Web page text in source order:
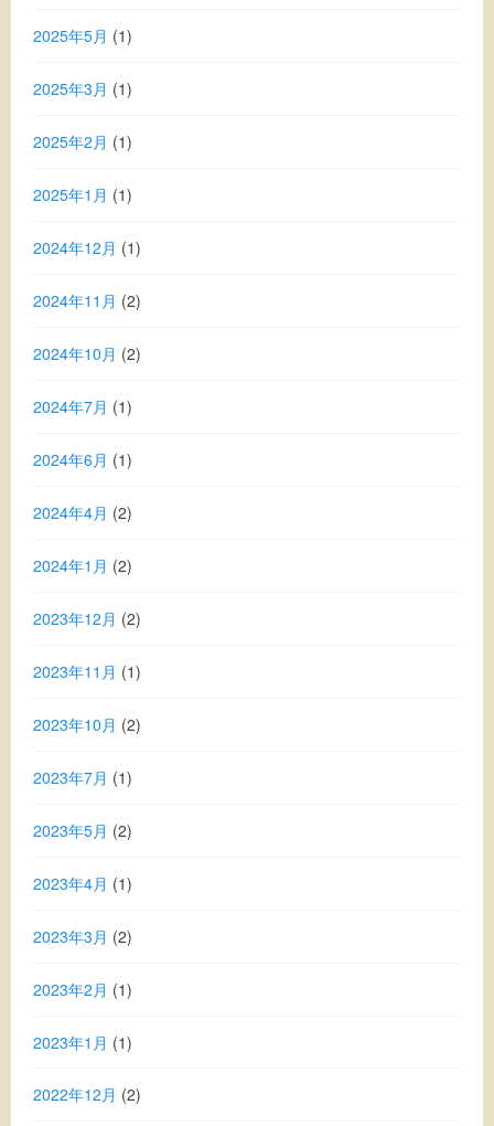
2025年5月 (1)
2025年3月 (1)
2025年2月 (1)
2025年1月 (1)
2024年12月 (1)
2024年11月 (2)
2024年10月 (2)
2024年7月 (1)
2024年6月 (1)
2024年4月 (2)
2024年1月 (2)
2023年12月 (2)
2023年11月 (1)
2023年10月 (2)
2023年7月 (1)
2023年5月 (2)
2023年4月 (1)
2023年3月 (2)
2023年2月 (1)
2023年1月 (1)
2022年12月 (2)